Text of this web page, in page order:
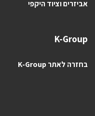
אביזרים וציוד היקפי
K-Group
בחזרה לאתר K-Group